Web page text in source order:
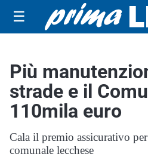
☰
Più
strade e il
110mila euro
Cala il premio assicurativo
comunale lecchese